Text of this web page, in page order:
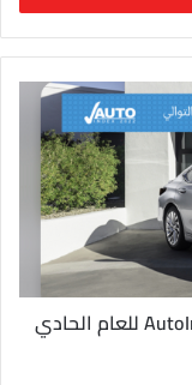
لكزس تتصدر استبيان رضى العملاء AutoIndex للعام الحادي